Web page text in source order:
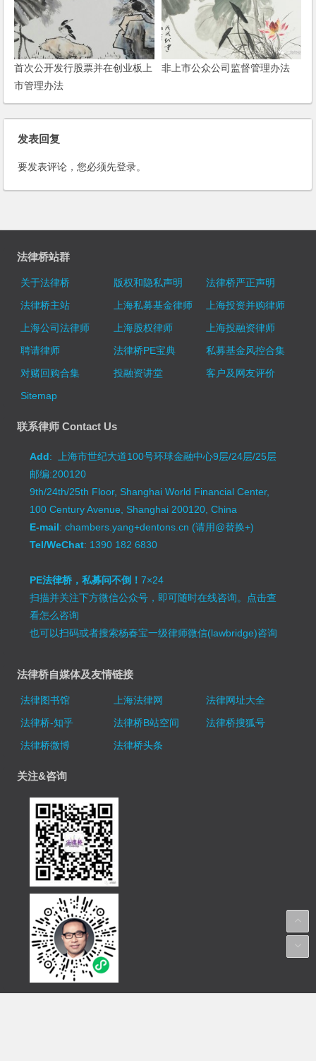
首次公开发行股票并在创业板上
市管理办法
非上市公众公司监督管理办法
发表回复
要发表评论，您必须先登录。
法律桥站群
关于法律桥 版权和隐私声明
法律桥严正声明
法律桥主站
上海私募基金律师
上海投资并购律师
上海公司法律师
上海股权律师
上海投融资律师
聘请律师
法律桥PE宝典
私募基金风控合集
对赌回购合集
投融资讲堂
客户及网友评价
Sitemap
联系律师 Contact Us
Add: 上海市世纪大道100号环球金融中心9层/24层/25层
邮编:200120
9th/24th/25th Floor, Shanghai World Financial Center,
100 Century Avenue, Shanghai 200120, China
E-mail: chambers.yang+dentons.cn (请用@替换+)
Tel/WeChat: 1390 182 6830
PE法律桥，私募问不倒！7×24
扫描并关注下方微信公众号，即可随时在线咨询。 点击查
看怎么咨询
也可以扫码或者搜索杨春宝一级律师微信(lawbridge)咨询
法律桥自媒体及友情链接
法律图书馆 上海法律网
法律网址大全
法律桥-知乎
法律桥B站空间
法律桥搜狐号
法律桥微博
法律桥头条
关注&咨询